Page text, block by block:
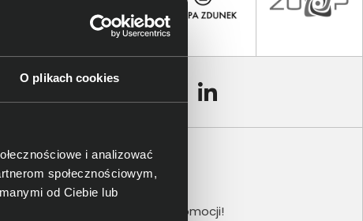
O plikach cookies
i analizować
społecznościowym,
od Ciebie lub
Newsletter
Nie przegap żadnej promocji!